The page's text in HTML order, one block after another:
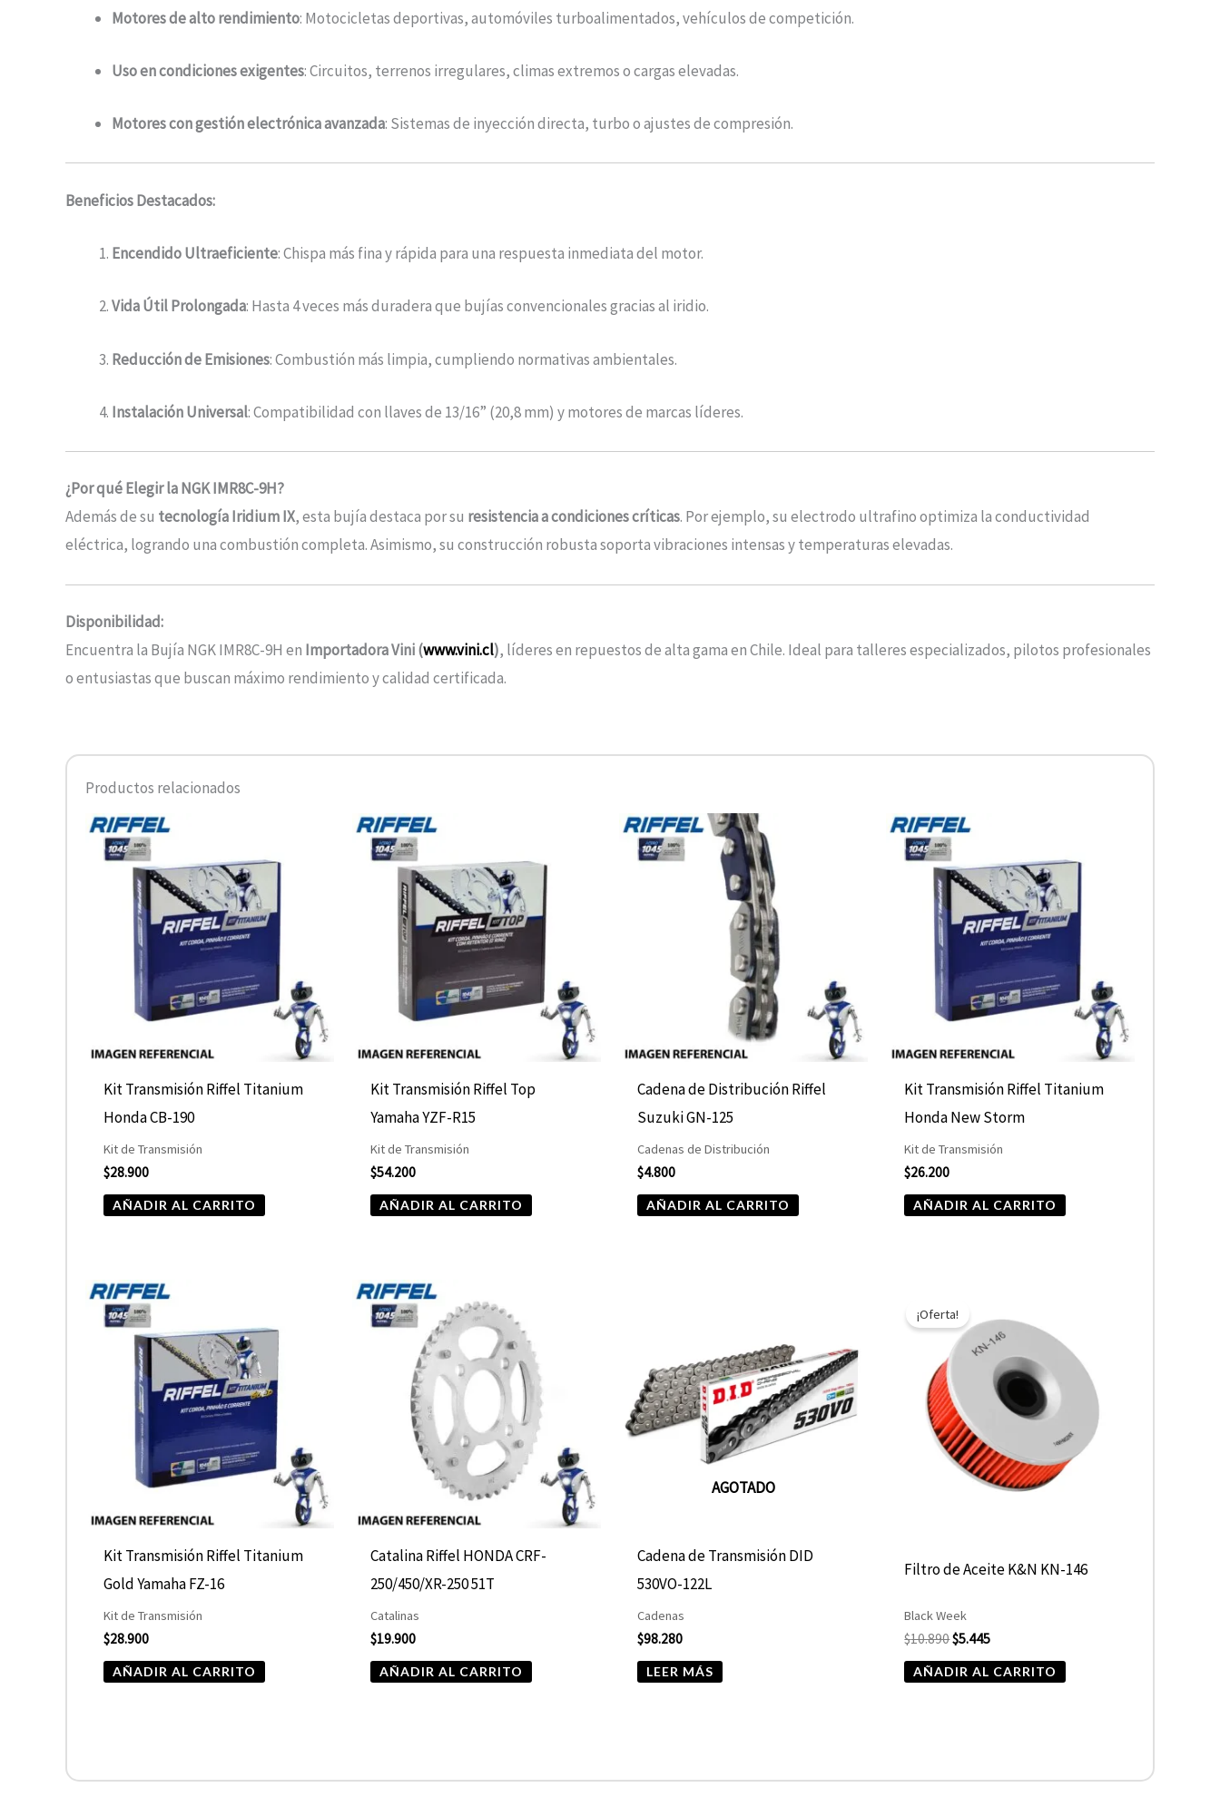
Motores de alto rendimiento: Motocicletas deportivas, automóviles turboalimentados, vehículos de competición.
Uso en condiciones exigentes: Circuitos, terrenos irregulares, climas extremos o cargas elevadas.
Motores con gestión electrónica avanzada: Sistemas de inyección directa, turbo o ajustes de compresión.
Beneficios Destacados:
Encendido Ultraeficiente: Chispa más fina y rápida para una respuesta inmediata del motor.
Vida Útil Prolongada: Hasta 4 veces más duradera que bujías convencionales gracias al iridio.
Reducción de Emisiones: Combustión más limpia, cumpliendo normativas ambientales.
Instalación Universal: Compatibilidad con llaves de 13/16” (20,8 mm) y motores de marcas líderes.
¿Por qué Elegir la NGK IMR8C-9H?
Además de su tecnología Iridium IX, esta bujía destaca por su resistencia a condiciones críticas. Por ejemplo, su electrodo ultrafino optimiza la conductividad
eléctrica, logrando una combustión completa. Asimismo, su construcción robusta soporta vibraciones intensas y temperaturas elevadas.
Disponibilidad:
Encuentra la Bujía NGK IMR8C-9H en Importadora Vini (www.vini.cl), líderes en repuestos de alta gama en Chile. Ideal para talleres especializados, pilotos profesionales
o entusiastas que buscan máximo rendimiento y calidad certificada.
Productos relacionados
Kit Transmisión Riffel Titanium
Honda CB-190
Kit de Transmisión
$28.900
AÑADIR AL CARRITO
Kit Transmisión Riffel Top
Yamaha YZF-R15
Kit de Transmisión
$54.200
AÑADIR AL CARRITO
Cadena de Distribución Riffel
Suzuki GN-125
Cadenas de Distribución
$4.800
AÑADIR AL CARRITO
Kit Transmisión Riffel Titanium
Honda New Storm
Kit de Transmisión
$26.200
AÑADIR AL CARRITO
Kit Transmisión Riffel Titanium
Gold Yamaha FZ-16
Kit de Transmisión
$28.900
AÑADIR AL CARRITO
Catalina Riffel HONDA CRF-
250/450/XR-250 51T
Catalinas
$19.900
AÑADIR AL CARRITO
AGOTADO
Cadena de Transmisión DID
530VO-122L
Cadenas
$98.280
LEER MÁS
¡Oferta!
Filtro de Aceite K&N KN-146
Black Week
$10.890
original
era:
$10.890.
$5.445
actual
es:
$5.445.
AÑADIR AL CARRITO